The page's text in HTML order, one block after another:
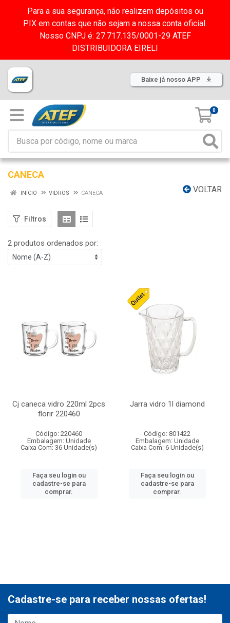
Para a sua segurança, não realizem depósitos ou
PIX em contas que não sejam a nossa conta oficial.
Nosso CNPJ é: 27.717.135/0001-29 ATEF
DISTRIBUIDORA EIRELI
Baixe já nosso APP
0
CANECA
VOLTAR
INÍCIO VIDROS CANECA
Filtros
2 produtos ordenados por:
Cj caneca vidro 220ml 2pcs
florir 220460
Código: 220460
Embalagem: Unidade
Caixa Com: 36 Unidade(s)
Faça seu login ou
cadastre-se para
comprar.
Jarra vidro 1l diamond
Código: 801422
Embalagem: Unidade
Caixa Com: 6 Unidade(s)
Faça seu login ou
cadastre-se para
comprar.
Cadastre-se para receber nossas ofertas!